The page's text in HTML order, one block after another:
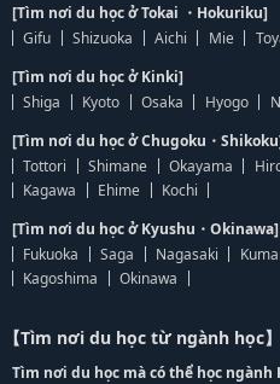
[Tìm nơi du học ở Tokai ・Hokuriku]
Gifu
Shizuoka Aichi Mie
[Tìm nơi du học ở Kinki]
Shiga
Kyoto Osaka Hyogo
[Tìm nơi du học ở Chugoku・
Tottori
Shimane Okayama
Kagawa
Ehime
Kochi
[Tìm nơi du học ở Kyushu・Okinawa]
Fukuoka
Saga Nagasaki
Kagoshima
Okinawa
【Tìm nơi du học từ ngành học】
Tìm nơi du học mà có thể học ngành